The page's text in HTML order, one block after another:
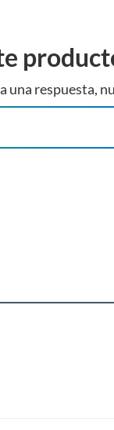
una respuesta,